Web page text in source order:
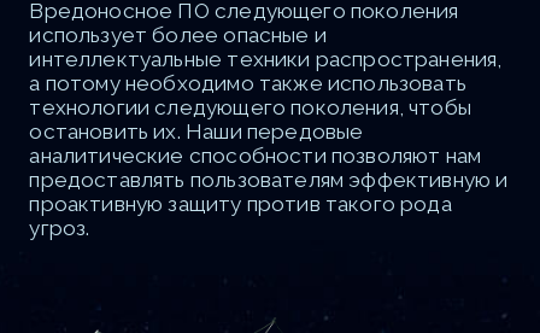
Вредоносное ПО следующего поколения
использует более опасные и
интеллектуальные техники распространения,
а потому необходимо также использовать
технологии следующего поколения, чтобы
остановить их. Наши передовые
аналитические способности позволяют нам
предоставлять пользователям эффективную и
проактивную защиту против такого рода
угроз.